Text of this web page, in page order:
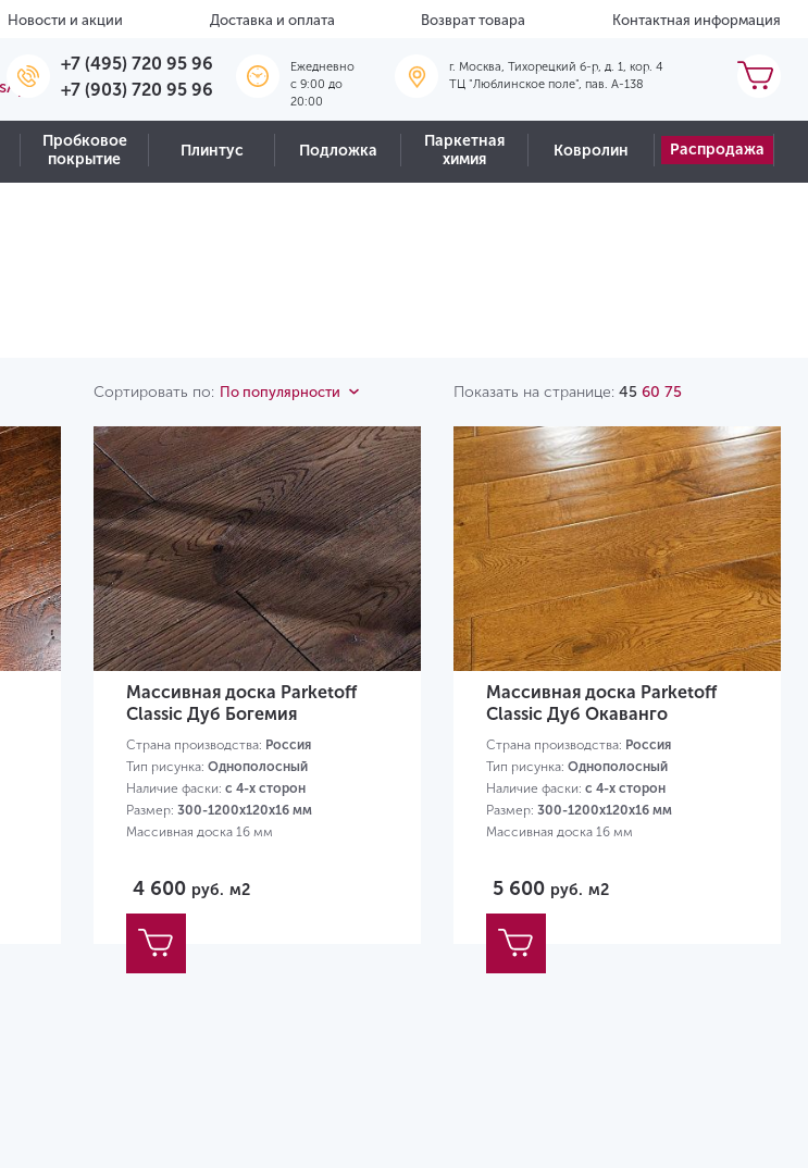
Новости и акции Доставка и оплата Возврат товара Контактная информация
+7 (495) 720 95 96
+7 (903) 720 95 96
Ежедневно
c 9:00 до
20:00
г. Москва, Тихорецкий б-р, д. 1, кор. 4
ТЦ "Люблинское поле", пав. А-138
Пробковое
покрытие
Плинтус Подложка
Паркетная
химия
Ковролин Распродажа
Сортировать по: По популярности Показать на странице: 45 60 75
Массивная доска Parketoff
Classic Дуб Богемия
Страна производства: Россия
Тип рисунка: Однополосный
Наличие фаски: с 4-х сторон
Размер: 300-1200х120х16 мм
Массивная доска 16 мм
4 600 руб. м2
Массивная доска Parketoff
Classic Дуб Окаванго
Страна производства: Россия
Тип рисунка: Однополосный
Наличие фаски: с 4-х сторон
Размер: 300-1200х120х16 мм
Массивная доска 16 мм
5 600 руб. м2